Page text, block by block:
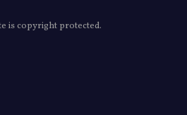
is copyright protected.